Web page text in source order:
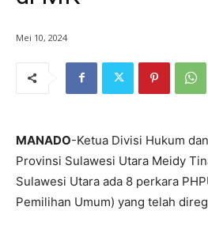
Mei 10, 2024
MANADO-Ketua Divisi Hukum
Provinsi Sulawesi Utara Meidy
Sulawesi Utara ada 8 perkara
Pemilihan Umum) yang telah